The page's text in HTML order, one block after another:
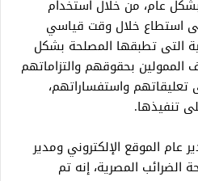
عام، من خلال استخدام
استطاع خلال وقت قياسي
التى تطبقها المصلحة بشكل
بحقوقهم والتزاماتهم
تعليقاتهم واستفساراتهم،
تنفيذها.
عام الموقع الإلكتروني ومدير
الضرائب المصرية، إنه تم